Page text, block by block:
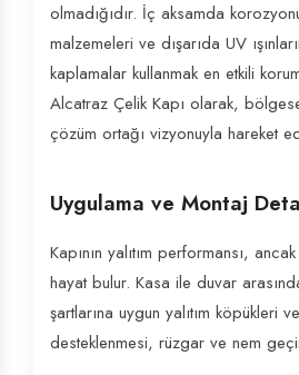
olmadığıdır. İç aksamda
malzemeleri ve dışarıda UV
kaplamalar kullanmak en etkili
Alcatraz Çelik Kapı olarak,
çözüm ortağı vizyonuyla hareket
Uygulama ve Montaj
Kapının yalıtım performansı,
hayat bulur. Kasa ile duvar
şartlarına uygun yalıtım köpükleri
desteklenmesi, rüzgar ve nem